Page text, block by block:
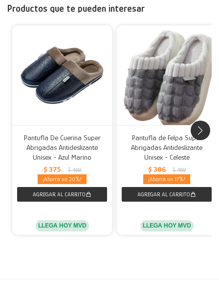
Productos que te pueden interesar
Pantufla De Cuerina Super
Abrigadas Antideslizante
Unisex - Azul Marino
$ 375 $ 469
20
LLEGA HOY MVD
Pantufla de Felpa Super
Abrigadas Antideslizante
Unisex - Celeste
$ 386 $ 469
17
LLEGA HOY MVD